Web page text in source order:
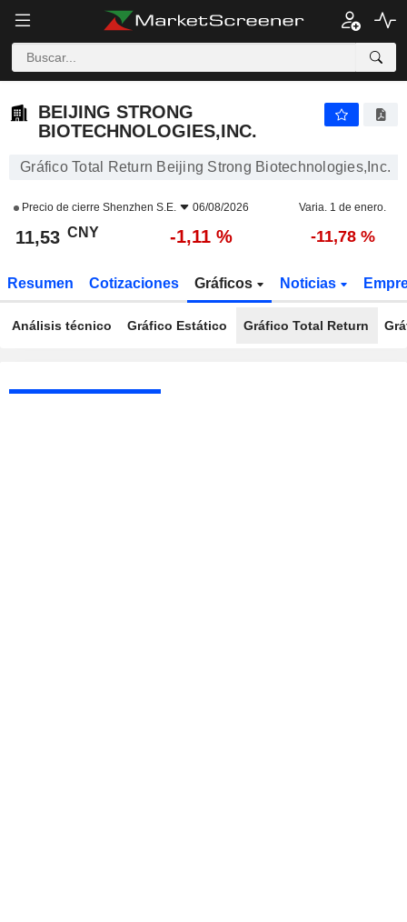
BEIJING STRONG
BIOTECHNOLOGIES,INC.
Gráfico Total Return Beijing Strong Biotechnologies,Inc.
Precio de cierre Shenzhen S.E. 06/08/2026 Varia. 1 de enero.
11,53 CNY -1,11 % -11,78 %
Resumen Cotizaciones Gráficos Noticias
Análisis técnico Gráfico Estático Gráfico Total Return